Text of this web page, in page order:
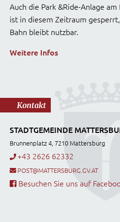
Auch die Park &Ride-Anlage
ist in diesem Zeitraum
Bahn bleibt nutzbar.
Weitere Infos
Kontakt
STADTGEMEINDE
Brunnenplatz 4, 7210 Mattersburg
+43 2626 62332
POST@MATTERSBURG.GV.AT
Besuchen Sie uns auf